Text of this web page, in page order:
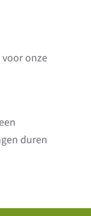
onze
duren